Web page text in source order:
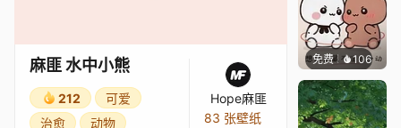
麻匪 水中小熊
212
可爱
治愈
动物
Hope麻匪
83 张壁纸
免费 106渔小小